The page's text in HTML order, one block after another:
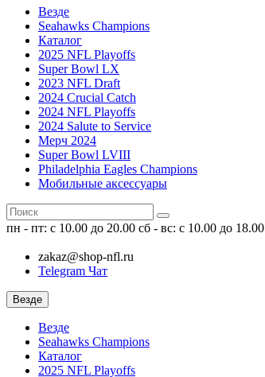
Везде
Seahawks Champions
Каталог
2025 NFL Playoffs
Super Bowl LX
2023 NFL Draft
2024 Crucial Catch
2024 NFL Playoffs
2024 Salute to Service
Мерч 2024
Super Bowl LVIII
Philadelphia Eagles Champions
Мобильные аксессуары
пн - пт: с 10.00 до 20.00 сб - вс: с 10.00 до 18.00
zakaz@shop-nfl.ru
Telegram Чат
Везде
Везде
Seahawks Champions
Каталог
2025 NFL Playoffs